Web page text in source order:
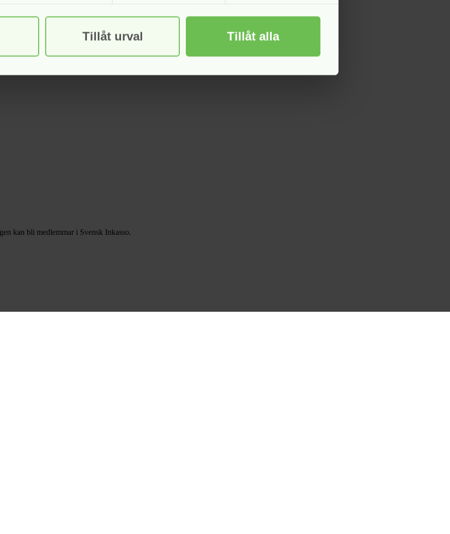
Tillåt urval Tillåt alla
kan bli medlemmar i Svensk Inkasso.